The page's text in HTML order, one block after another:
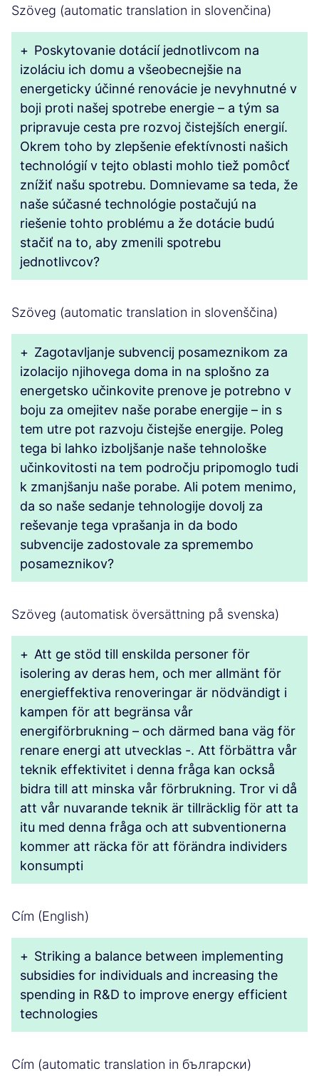
Szöveg (automatic translation in slovenčina)
+ Poskytovanie dotácií jednotlivcom na
izoláciu ich domu a všeobecnejšie na
energeticky účinné renovácie je nevyhnutné v
boji proti našej spotrebe energie – a tým sa
pripravuje cesta pre rozvoj čistejších energií.
Okrem toho by zlepšenie efektívnosti našich
technológií v tejto oblasti mohlo tiež pomôcť
znížiť našu spotrebu. Domnievame sa teda, že
naše súčasné technológie postačujú na
riešenie tohto problému a že dotácie budú
stačiť na to, aby zmenili spotrebu
jednotlivcov?
Szöveg (automatic translation in slovenščina)
+ Zagotavljanje subvencij posameznikom za
izolacijo njihovega doma in na splošno za
energetsko učinkovite prenove je potrebno v
boju za omejitev naše porabe energije – in s
tem utre pot razvoju čistejše energije. Poleg
tega bi lahko izboljšanje naše tehnološke
učinkovitosti na tem področju pripomoglo tudi
k zmanjšanju naše porabe. Ali potem menimo,
da so naše sedanje tehnologije dovolj za
reševanje tega vprašanja in da bodo
subvencije zadostovale za spremembo
posameznikov?
Szöveg (automatisk översättning på svenska)
+ Att ge stöd till enskilda personer för
isolering av deras hem, och mer allmänt för
energieffektiva renoveringar är nödvändigt i
kampen för att begränsa vår
energiförbrukning – och därmed bana väg för
renare energi att utvecklas -. Att förbättra vår
teknik effektivitet i denna fråga kan också
bidra till att minska vår förbrukning. Tror vi då
att vår nuvarande teknik är tillräcklig för att ta
itu med denna fråga och att subventionerna
kommer att räcka för att förändra individers
konsumpti
Cím (English)
+ Striking a balance between implementing
subsidies for individuals and increasing the
spending in R&D to improve energy efficient
technologies
Cím (automatic translation in български)